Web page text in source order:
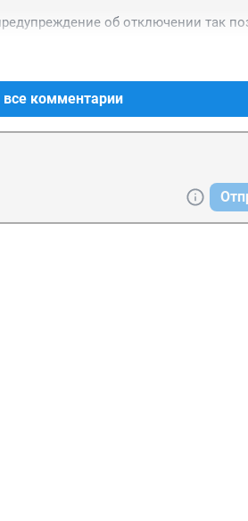
об отключении так
все комментарии